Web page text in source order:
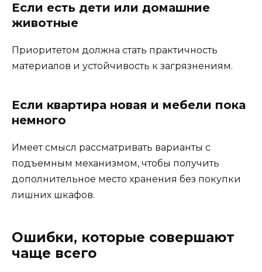
Если есть дети или домашние
животные
Приоритетом должна стать практичность
материалов и устойчивость к загрязнениям.
Если квартира новая и мебели пока
немного
Имеет смысл рассматривать варианты с
подъемным механизмом, чтобы получить
дополнительное место хранения без покупки
лишних шкафов.
Ошибки, которые совершают
чаще всего